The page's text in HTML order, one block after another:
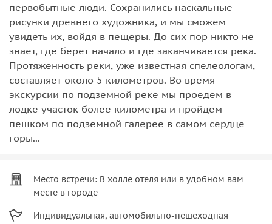
первобытные люди. Сохранились наскальные
рисунки древнего художника, и мы сможем
увидеть их, войдя в пещеры. До сих пор никто не
знает, где берет начало и где заканчивается река.
Протяженность реки, уже известная спелеологам,
составляет около 5 километров. Во время
экскурсии по подземной реке мы проедем в
лодке участок более километра и пройдем
пешком по подземной галерее в самом сердце
горы...
Место встречи: В холле отеля или в удобном вам
месте в городе
Индивидуальная, автомобильно-пешеходная